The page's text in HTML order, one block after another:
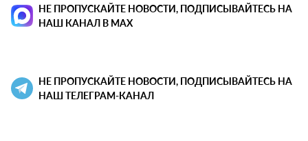
НЕ ПРОПУСКАЙТЕ НОВОСТИ, ПОДПИСЫВАЙТЕСЬ НА
НАШ КАНАЛ В MAX
НЕ ПРОПУСКАЙТЕ НОВОСТИ, ПОДПИСЫВАЙТЕСЬ НА
НАШ ТЕЛЕГРАМ-КАНАЛ